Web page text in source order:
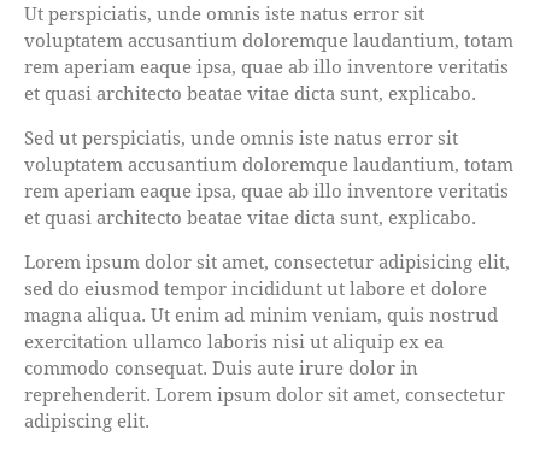
Ut perspiciatis, unde omnis iste natus error sit
voluptatem accusantium doloremque laudantium, totam
rem aperiam eaque ipsa, quae ab illo inventore veritatis
et quasi architecto beatae vitae dicta sunt, explicabo.
Sed ut perspiciatis, unde omnis iste natus error sit
voluptatem accusantium doloremque laudantium, totam
rem aperiam eaque ipsa, quae ab illo inventore veritatis
et quasi architecto beatae vitae dicta sunt, explicabo.
Lorem ipsum dolor sit amet, consectetur adipisicing elit,
sed do eiusmod tempor incididunt ut labore et dolore
magna aliqua. Ut enim ad minim veniam, quis nostrud
exercitation ullamco laboris nisi ut aliquip ex ea
commodo consequat. Duis aute irure dolor in
reprehenderit. Lorem ipsum dolor sit amet, consectetur
adipiscing elit.